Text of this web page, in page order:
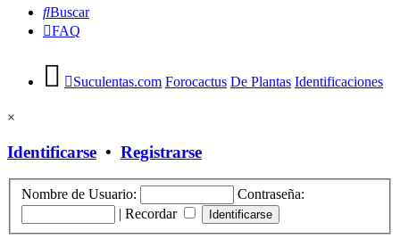
Buscar
FAQ
Suculentas.com Forocactus De Plantas Identificaciones
×
Identificarse • Registrarse
Nombre de Usuario:
Contraseña:
| Recordar